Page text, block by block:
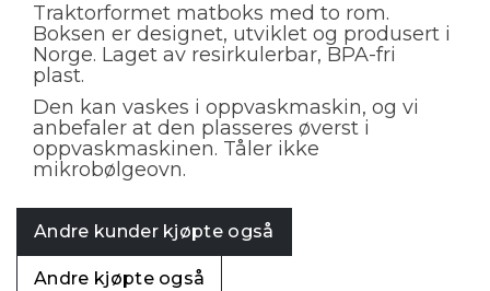
Traktorformet matboks med to rom.
Boksen er designet, utviklet og produsert i
Norge. Laget av resirkulerbar, BPA-fri
plast.
Den kan vaskes i oppvaskmaskin, og vi
anbefaler at den plasseres øverst i
oppvaskmaskinen. Tåler ikke
mikrobølgeovn.
Andre kunder kjøpte også
Andre kjøpte også